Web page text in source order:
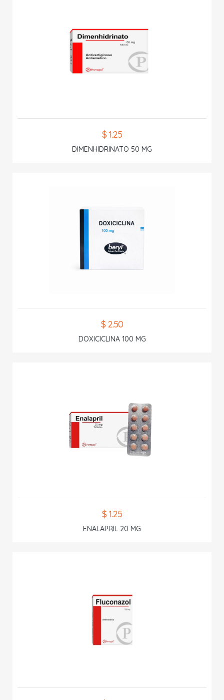
$ 1.25
DIMENHIDRINATO 50 MG
$ 2.50
DOXICICLINA 100 MG
$ 1.25
ENALAPRIL 20 MG